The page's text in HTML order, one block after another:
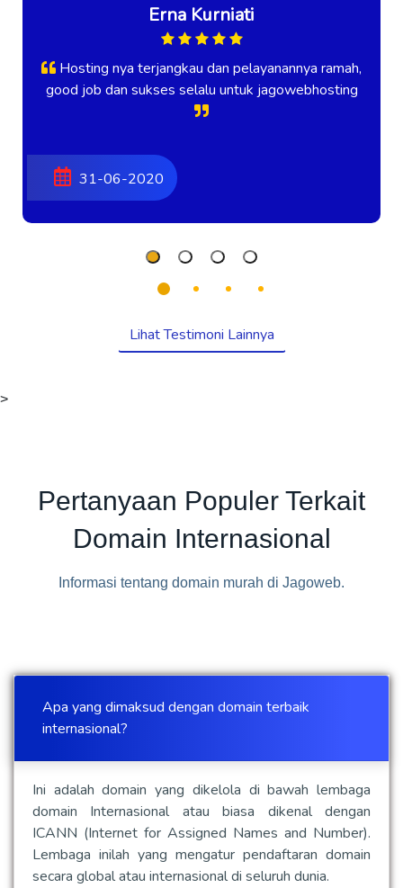
Erna Kurniati
Hosting nya terjangkau dan pelayanannya ramah,
good job dan sukses selalu untuk jagowebhosting
31-06-2020
Lihat Testimoni Lainnya
>
Pertanyaan Populer Terkait
Domain Internasional
Informasi tentang domain murah di Jagoweb.
Apa yang dimaksud dengan domain terbaik
internasional?
Ini adalah domain yang dikelola di bawah lembaga
domain Internasional atau biasa dikenal dengan
ICANN (Internet for Assigned Names and Number).
Lembaga inilah yang mengatur pendaftaran domain
secara global atau internasional di seluruh dunia.